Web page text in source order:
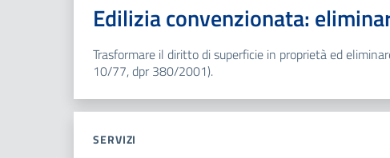
Edilizia convenzionata:
Trasformare il diritto di superficie in proprietà ed
10/77, dpr 380/2001).
SERVIZI